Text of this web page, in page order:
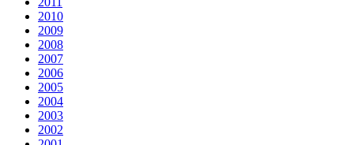
2010
2009
2008
2007
2006
2005
2004
2003
2002